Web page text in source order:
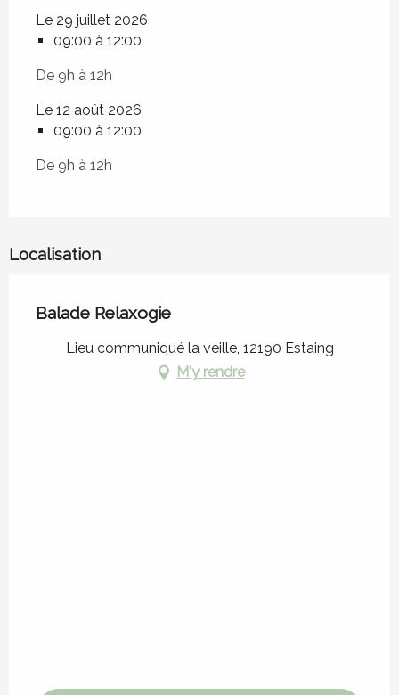
Le 29 juillet 2026
09:00 à 12:00
De 9h à 12h
Le 12 août 2026
09:00 à 12:00
De 9h à 12h
Localisation
Balade Relaxogie
Lieu communiqué la veille, 12190 Estaing
M'y rendre